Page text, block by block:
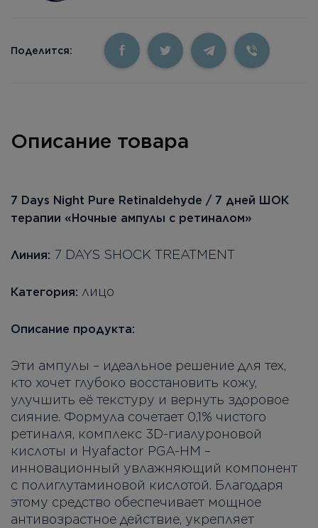
Поделится:
Описание товара
7 Days Night Pure Retinaldehyde / 7 дней ШОК
терапии «Ночные ампулы с ретиналом»
Линия: 7 DAYS SHOCK TREATMENT
Категория: лицо
Описание продукта:
Эти ампулы – идеальное решение для тех,
кто хочет глубоко восстановить кожу,
улучшить её текстуру и вернуть здоровое
сияние. Формула сочетает 0,1% чистого
ретиналя, комплекс 3D-гиалуроновой
кислоты и Hyafactor PGA-HM –
инновационный увлажняющий компонент
с полиглутаминовой кислотой. Благодаря
этому средство обеспечивает мощное
антивозрастное действие, укрепляет